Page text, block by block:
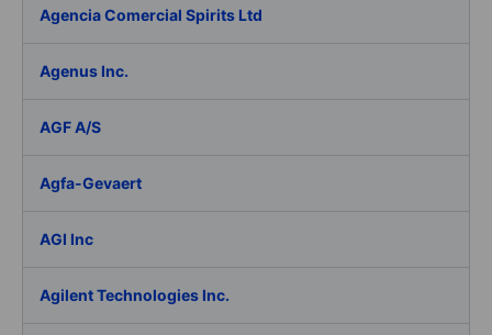
Agencia Comercial Spirits Ltd
Agenus Inc.
AGF A/S
Agfa-Gevaert
AGI Inc
Agilent Technologies Inc.